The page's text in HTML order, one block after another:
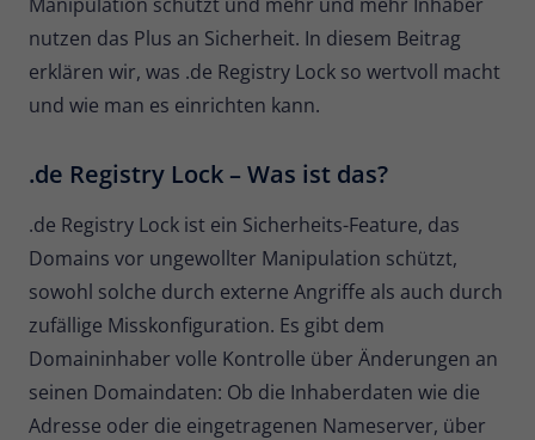
nutzen das Plus an Sicherheit. In diesem Beitrag
erklären wir, was .de Registry Lock so wertvoll macht
und wie man es einrichten kann.
.de Registry Lock – Was ist das?
.de Registry Lock ist ein Sicherheits-Feature, das
Domains vor ungewollter Manipulation schützt,
sowohl solche durch externe Angriffe als auch durch
zufällige Misskonfiguration. Es gibt dem
Domaininhaber volle Kontrolle über Änderungen an
seinen Domaindaten: Ob die Inhaberdaten wie die
Adresse oder die eingetragenen Nameserver, über
eindeutige Besucher-ID.
Name _pk_ses
Zweck
Kurzlebige Cookies, die zur
vorübergehenden Speicherung von
Daten für den Besuch verwendet
werden.
Name _pk_cvar